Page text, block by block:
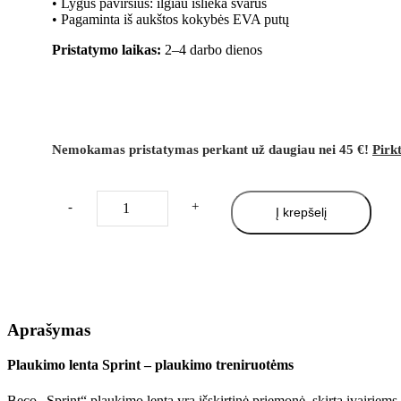
• Lygus paviršius: ilgiau išlieka švarus
• Pagaminta iš aukštos kokybės EVA putų
Pristatymo laikas: 2–4 darbo dienos
Nemokamas pristatymas perkant už daugiau nei 45 €!
- + Į krepšelį
Aprašymas
Plaukimo lenta Sprint – plaukimo treniruotėms